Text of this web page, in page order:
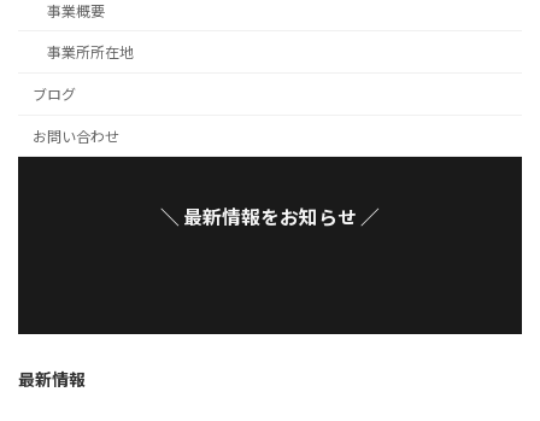
事業概要
事業所所在地
ブログ
お問い合わせ
＼ 最新情報をお知らせ ／
最新情報